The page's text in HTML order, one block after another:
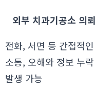
외부 치과기공소 의뢰
전화, 서면 등 간접적인
소통, 오해와 정보 누락
발생 가능